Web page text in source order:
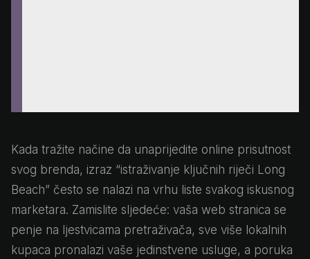
Kada tražite načine da unaprijedite online prisutnost
svog brenda, izraz “istraživanje ključnih riječi Long
Beach” često se nalazi na vrhu liste svakog iskusnog
marketara. Zamislite sljedeće: vaša web stranica se
penje na ljestvicama pretraživača, sve više lokalnih
kupaca pronalazi vaše jedinstvene usluge, a poruka